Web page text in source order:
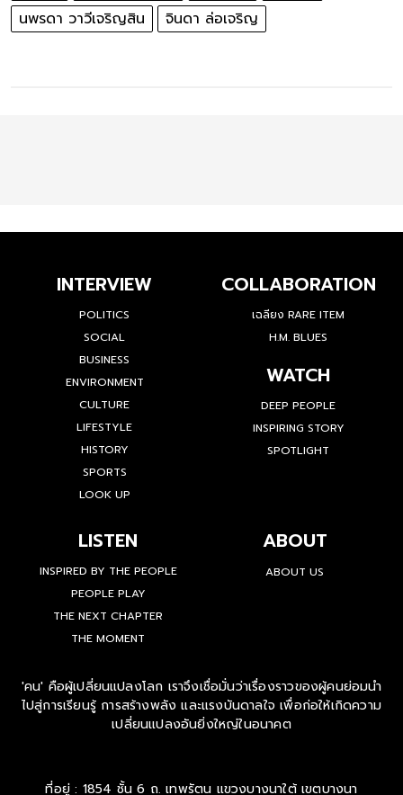
นพรดา วาวีเจริญสิน
จินดา ล่อเจริญ
INTERVIEW
POLITICS
SOCIAL
BUSINESS
ENVIRONMENT
CULTURE
LIFESTYLE
HISTORY
SPORTS
LOOK UP
COLLABORATION
เฉลียง RARE ITEM
H.M. BLUES
WATCH
DEEP PEOPLE
INSPIRING STORY
SPOTLIGHT
LISTEN
INSPIRED BY THE PEOPLE
PEOPLE PLAY
THE NEXT CHAPTER
THE MOMENT
ABOUT
ABOUT US
'คน' คือผู้เปลี่ยนแปลงโลก เราจึงเชื่อมั่นว่าเรื่องราวของผู้คนย่อมนำ
ไปสู่การเรียนรู้ การสร้างพลัง และแรงบันดาลใจ เพื่อก่อให้เกิดความ
เปลี่ยนแปลงอันยิ่งใหญ่ในอนาคต
ที่อยู่ : 1854 ชั้น 6 ถ. เทพรัตน แขวงบางนาใต้ เขตบางนา